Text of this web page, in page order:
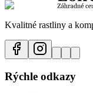
Kvalitné rastliny a
Rýchle odkazy